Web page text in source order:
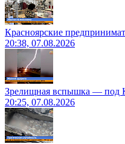
Красноярские
20:38, 07.08.2026
Зрелищная вспышка — под
20:25, 07.08.2026